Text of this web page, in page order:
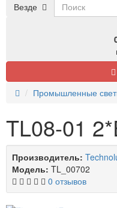
Везде
Промышленные
TL08-01
Производитель:
Модель: TL_00702
0 отзывов